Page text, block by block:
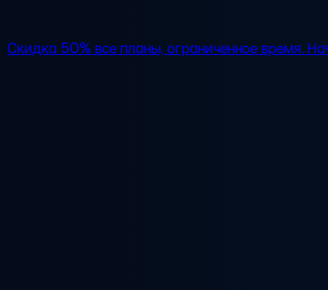
Скидка 50% все планы, ограниченное время.